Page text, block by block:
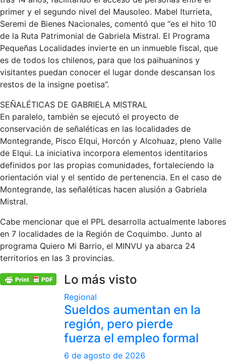
primer y el segundo nivel del Mausoleo. Mabel Iturrieta,
Seremi de Bienes Nacionales, comentó que “es el hito 10
de la Ruta Patrimonial de Gabriela Mistral. El Programa
Pequeñas Localidades invierte en un inmueble fiscal, que
es de todos los chilenos, para que los paihuaninos y
visitantes puedan conocer el lugar donde descansan los
restos de la insigne poetisa”.
SEÑALÉTICAS DE GABRIELA MISTRAL
En paralelo, también se ejecutó el proyecto de
conservación de señaléticas en las localidades de
Montegrande, Pisco Elqui, Horcón y Alcohuaz, pleno Valle
de Elqui. La iniciativa incorpora elementos identitarios
definidos por las propias comunidades, fortaleciendo la
orientación vial y el sentido de pertenencia. En el caso de
Montegrande, las señaléticas hacen alusión a Gabriela
Mistral.
Cabe mencionar que el PPL desarrolla actualmente labores
en 7 localidades de la Región de Coquimbo. Junto al
programa Quiero Mi Barrio, el MINVU ya abarca 24
territorios en las 3 provincias.
Lo más visto
Regional
Sueldos aumentan en la
región, pero pierde
fuerza el empleo formal
6 de agosto de 2026